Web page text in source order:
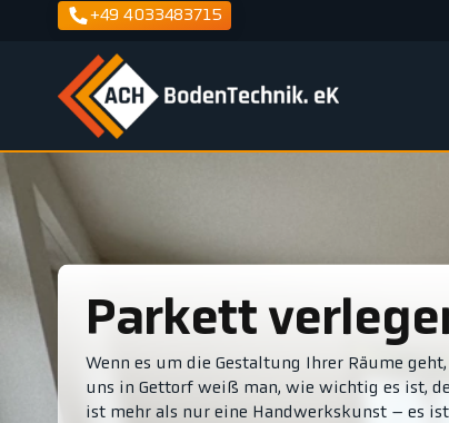
+49 4033483715
Parkett
Wenn es um die Gestaltung Ihrer Räume
uns in Gettorf weiß man, wie wichtig es ist,
ist mehr als nur eine Handwerkskunst – es